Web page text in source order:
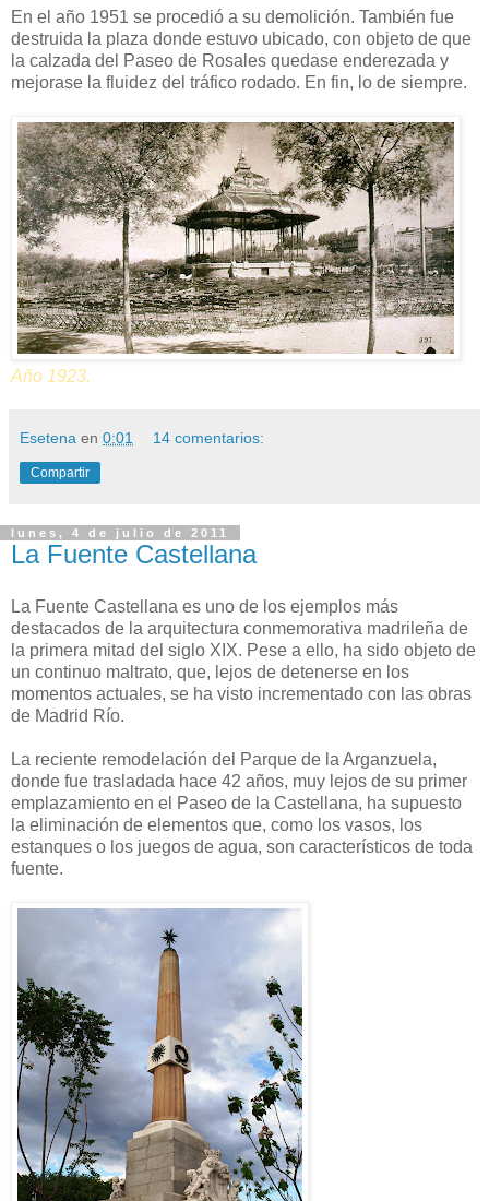
En el año 1951 se procedió a su demolición. También fue
destruida la plaza donde estuvo ubicado, con objeto de que
la calzada del Paseo de Rosales quedase enderezada y
mejorase la fluidez del tráfico rodado. En fin, lo de siempre.
Año 1923.
Esetena en 0:01 14 comentarios:
Compartir
lunes, 4 de julio de 2011
La Fuente Castellana
La Fuente Castellana es uno de los ejemplos más
destacados de la arquitectura conmemorativa madrileña de
la primera mitad del siglo XIX. Pese a ello, ha sido objeto de
un continuo maltrato, que, lejos de detenerse en los
momentos actuales, se ha visto incrementado con las obras
de Madrid Río.
La reciente remodelación del Parque de la Arganzuela,
donde fue trasladada hace 42 años, muy lejos de su primer
emplazamiento en el Paseo de la Castellana, ha supuesto
la eliminación de elementos que, como los vasos, los
estanques o los juegos de agua, son característicos de toda
fuente.